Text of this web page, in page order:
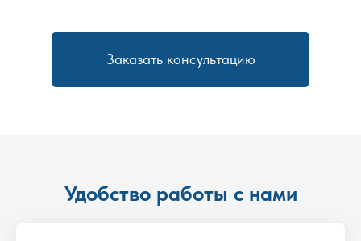
Заказать консультацию
Удобство работы с нами